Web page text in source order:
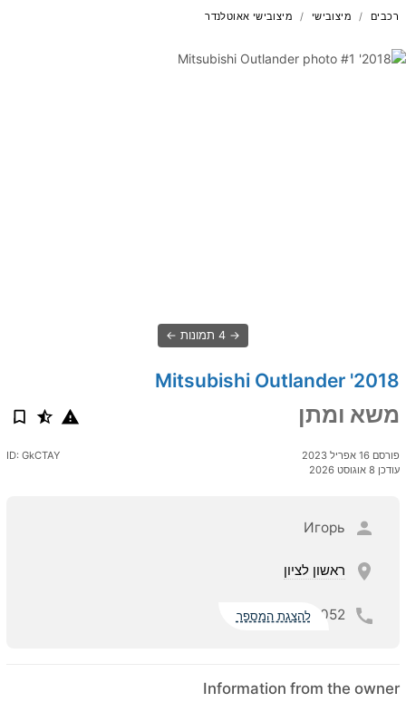
רכבים מיצובישי מיצובישי אאוטלנדר
4 תמונות
2018' Mitsubishi Outlander
משא ומתן
פורסם 16 אפריל 2023
עודכן 8 אוגוסט 2026
ID: GkCTAY
Игорь
ראשון לציון
052 להצגת המספר
Information from the owner